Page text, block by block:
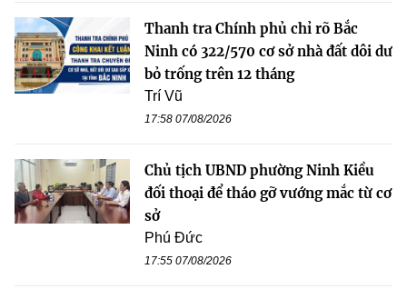
Thanh tra Chính phủ chỉ rõ Bắc
Ninh có 322/570 cơ sở nhà đất dôi dư
bỏ trống trên 12 tháng
Trí Vũ
17:58 07/08/2026
Chủ tịch UBND phường Ninh Kiều
đối thoại để tháo gỡ vướng mắc từ cơ
sở
Phú Đức
17:55 07/08/2026